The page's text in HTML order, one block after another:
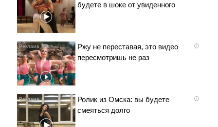
будете в шоке от увиденного
i
Ржу не переставая, это видео
пересмотришь не раз
i
Ролик из Омска: вы будете
смеяться долго